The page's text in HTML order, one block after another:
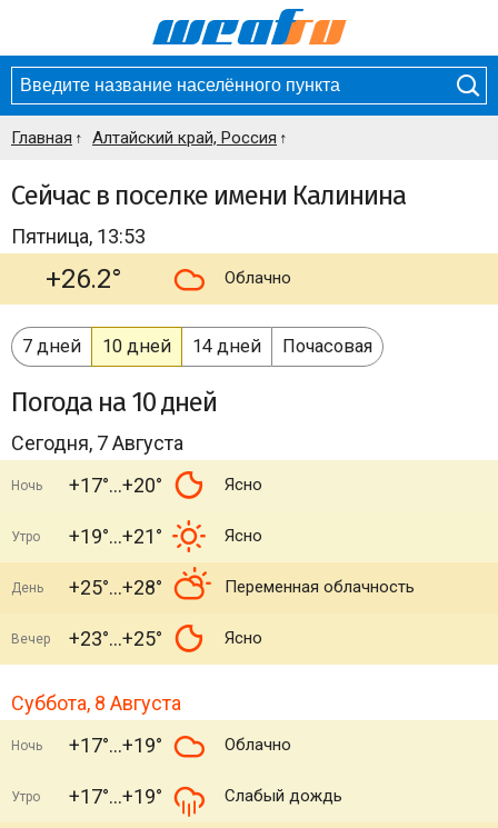
Главная Алтайский край, Россия
Сейчас в поселке имени Калинина
Пятница, 13:53
+26.2° Облачно
7 дней 10 дней 14 дней Почасовая
Погода на 10 дней
Сегодня, 7 Августа
Ночь +17° +20° Ясно
Утро +19° +21° Ясно
День +25° +28° Переменная облачность
Вечер +23° +25° Ясно
Суббота, 8 Августа
Ночь +17° +19° Облачно
Утро +17° +19° Слабый дождь